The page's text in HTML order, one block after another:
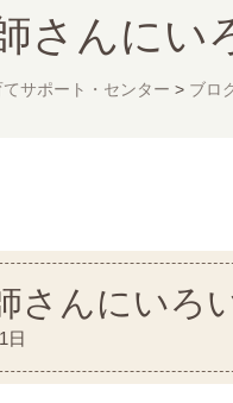
さんにい
サポート・センター > ブロ
さんにいろ
日